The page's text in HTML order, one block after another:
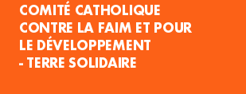
COMITÉ CATHOLIQUE
CONTRE LA FAIM ET POUR
LE DÉVELOPPEMENT
- TERRE SOLIDAIRE